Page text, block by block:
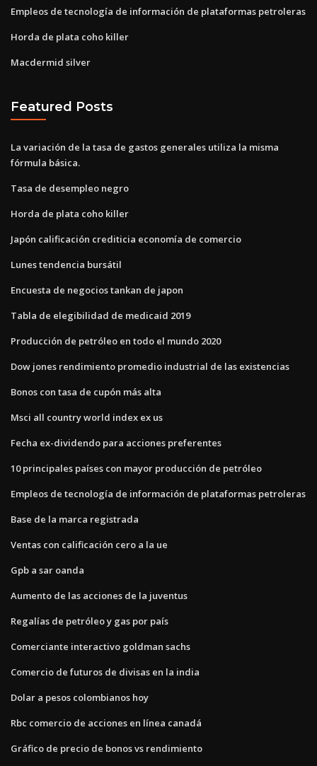
Empleos de tecnología de información de plataformas petroleras
Horda de plata coho killer
Macdermid silver
Featured Posts
La variación de la tasa de gastos generales utiliza la misma
fórmula básica.
Tasa de desempleo negro
Horda de plata coho killer
Japón calificación crediticia economía de comercio
Lunes tendencia bursátil
Encuesta de negocios tankan de japon
Tabla de elegibilidad de medicaid 2019
Producción de petróleo en todo el mundo 2020
Dow jones rendimiento promedio industrial de las existencias
Bonos con tasa de cupón más alta
Msci all country world index ex us
Fecha ex-dividendo para acciones preferentes
10 principales países con mayor producción de petróleo
Empleos de tecnología de información de plataformas petroleras
Base de la marca registrada
Ventas con calificación cero a la ue
Gpb a sar oanda
Aumento de las acciones de la juventus
Regalías de petróleo y gas por país
Comerciante interactivo goldman sachs
Comercio de futuros de divisas en la india
Dolar a pesos colombianos hoy
Rbc comercio de acciones en línea canadá
Gráfico de precio de bonos vs rendimiento